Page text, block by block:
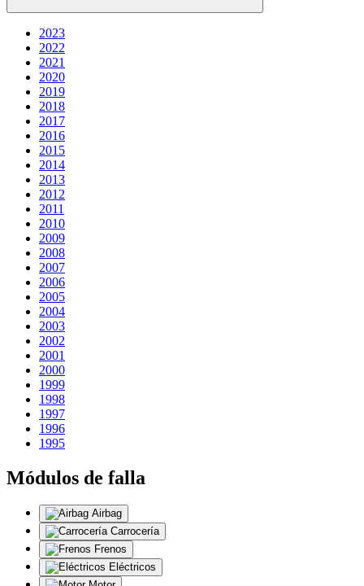
2023
2022
2021
2020
2019
2018
2017
2016
2015
2014
2013
2012
2011
2010
2009
2008
2007
2006
2005
2004
2003
2002
2001
2000
1999
1998
1997
1996
1995
Módulos de falla
Airbag
Carrocería
Frenos
Eléctricos